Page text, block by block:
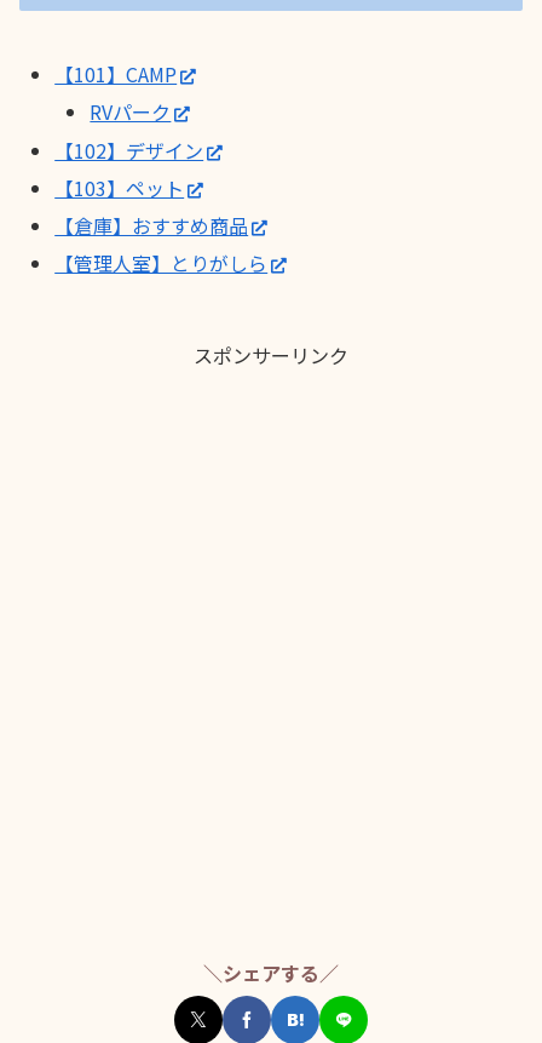
【101】CAMP
RVパーク
【102】デザイン
【103】ペット
【倉庫】おすすめ商品
【管理人室】とりがしら
スポンサーリンク
＼シェアする／